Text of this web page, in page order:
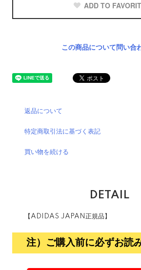
ADD TO
この商品について問い合
返品について
特定商取引法に基づく表記
買い物を続ける
DETAIL
【ADIDAS JAPAN正規品】
注）ご購入前に必ずお読